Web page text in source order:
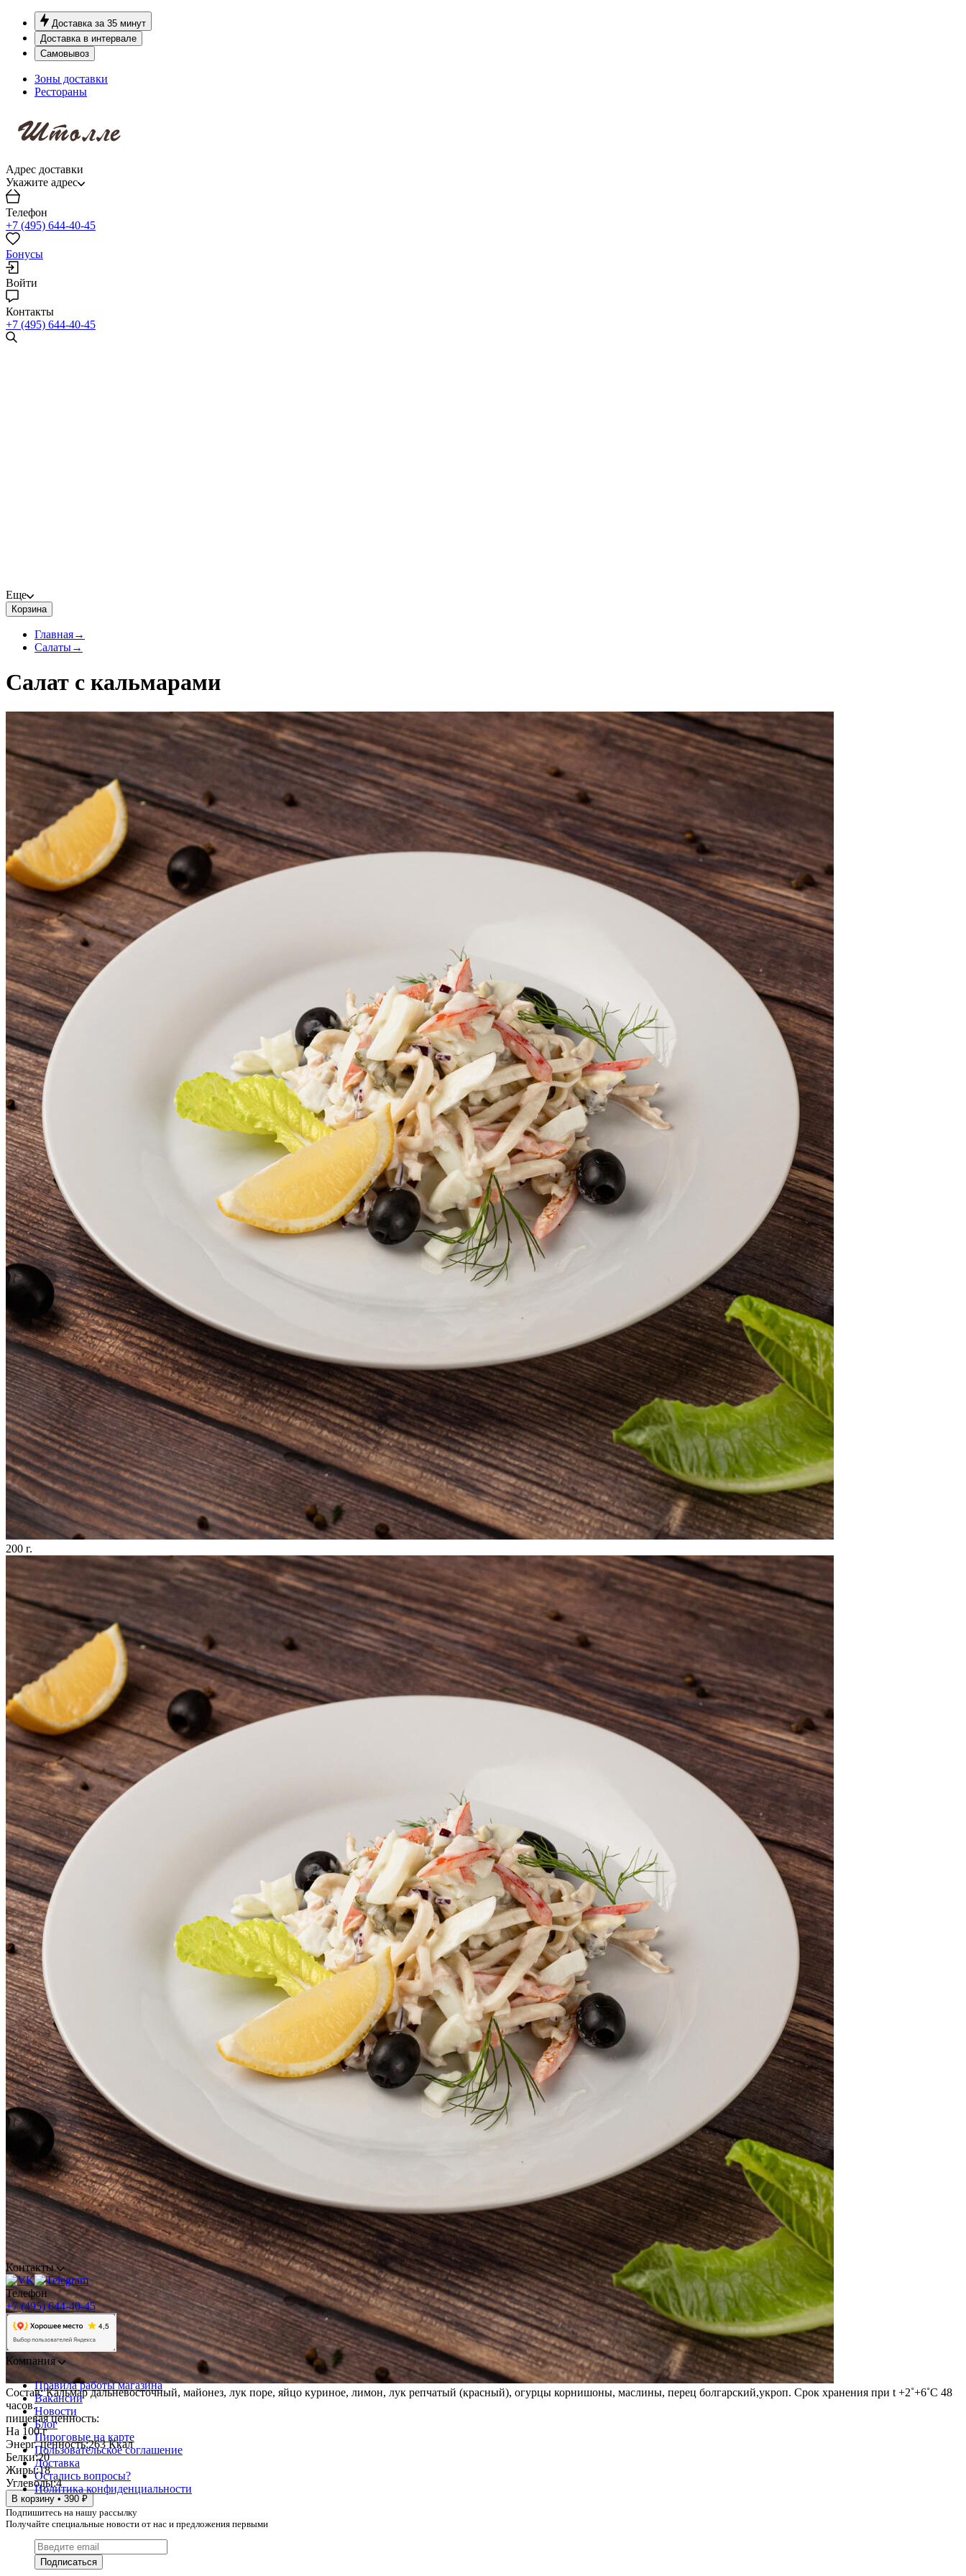
Доставка за 35 минут
Доставка в интервале
Самовывоз
Зоны доставки
Рестораны
Адрес доставки
Укажите адрес
Телефон
+7 (495) 644-40-45
Бонусы
Войти
Контакты
+7 (495) 644-40-45
Еще
Корзина
Главная→
Салаты→
Салат с кальмарами
200 г.
Состав: Кальмар дальневосточный, майонез, лук поре, яйцо куриное, лимон, лук репчатый (красный), огурцы корнишоны, маслины, перец болгарский,укроп. Срок хранения при t +2˚+6˚C 48
часов.
пищевая ценность:
На 100 г
Энерг. ценность:263 Ккал
Белки:20
Жиры:18
Углеводы:4
В корзину • 390 ₽
Контакты
Телефон
+7 (495) 644-40-45
Компания
Правила работы магазина
Вакансии
Новости
Блог
Пироговые на карте
Пользовательское соглашение
Доставка
Остались вопросы?
Политика конфиденциальности
Подпишитесь на нашу рассылку
Получайте специальные новости от нас и предложения первыми
Подписаться